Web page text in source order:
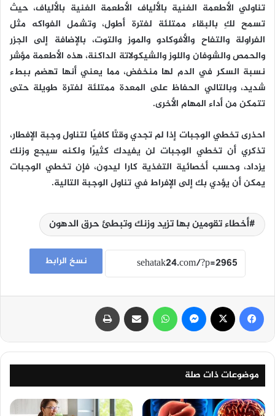
تناولي الأطعمة الغنية بالألياف الأطعمة الغنية بالألياف، حيث
تسمح لكِ بالبقاء ممتلئة لفترة أطول، وتشمل الفواكه مثل
الفراولة والتفاح والأفوكادو والموز والتوت، بالإضافة إلى الجزر
والحمص والشوفان واللوز والشيكولاتة الداكنة، هذه الأطعمة مؤشر
نسبة السكر في الدم لها منخفض، مما يعني أنها تهضم ببطء
شديد، وبالتالي الحفاظ على المعدة ممتلئة لفترة طويلة حتى
تتمكن من أداء المهام الأخرى.
احذرى تخطي الوجبات إذا لم تجدي وقتًا كافيًا لتناول وجبة الإفطار،
تذكري أن تخطي الوجبات لن يفيدك كثيرًا ولكنه سيجع وزنك
يزداد، وحسب أخصائية التغذية كارا ليدون، فإن تخطي الوجبات
يمكن أن يؤدي بك إلى الإفراط في تناول الوجبة التالية.
أخطاء تقومين بها تزيد وزنك وتبطئ حرق الدهون
نسخ الرابط
فيسبوك ماسنجر واتساب مشاركة عبر البريد
موضوعات ذات صلة